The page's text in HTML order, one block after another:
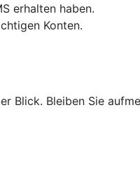
erhalten haben.
Konten.
Bleiben Sie